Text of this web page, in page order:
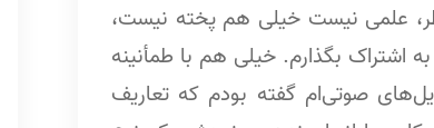
علمی نیست خیلی هم پخته نیست،
اشتراک بگذارم. خیلی هم با طمأنینه
صوتی‌ام گفته بودم که تعاریف